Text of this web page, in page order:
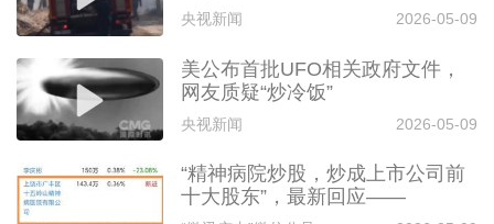
央视新闻 2026-05-09
美公布首批UFO相关政府文件，
网友质疑“炒冷饭”
央视新闻 2026-05-09
“精神病院炒股，炒成上市公司前
十大股东”，最新回应——